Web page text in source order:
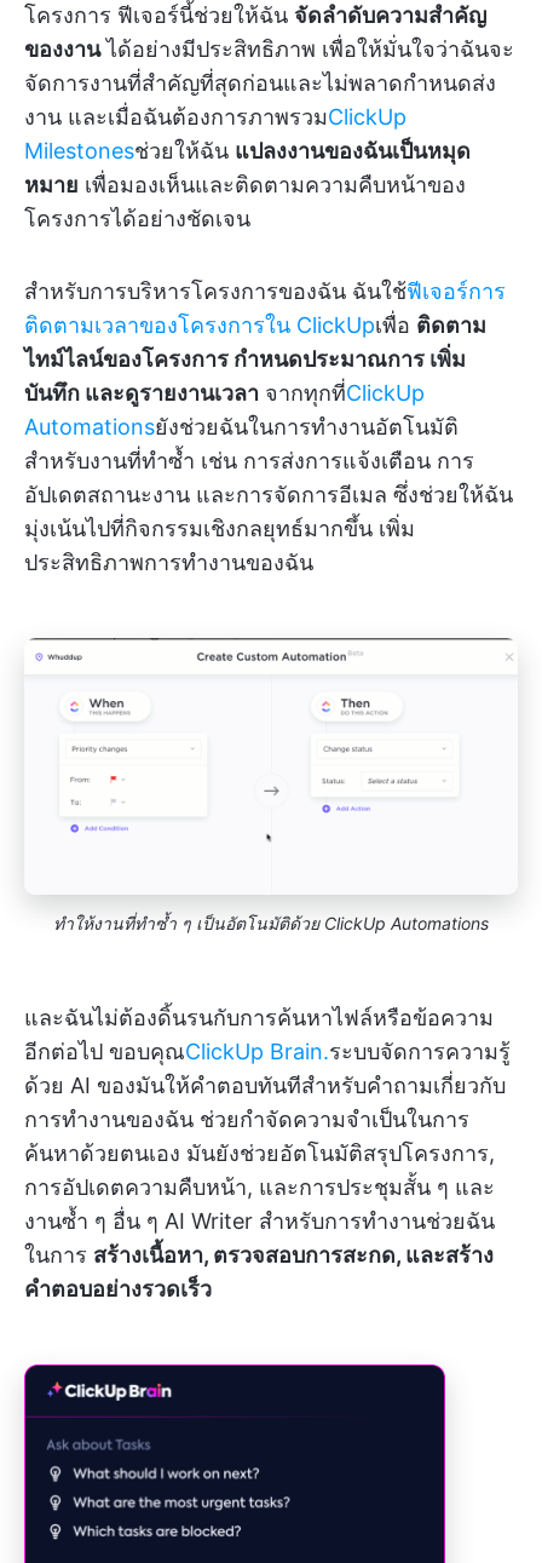
โครงการ ฟีเจอร์นี้ช่วยให้ฉัน จัดลำดับความสำคัญ
ของงานได้อย่างมีประสิทธิภาพ เพื่อให้มั่นใจว่าฉันจะ
จัดการงานที่สำคัญที่สุดก่อนและไม่พลาดกำหนดส่ง
งาน และเมื่อฉันต้องการภาพรวมClickUp
Milestonesช่วยให้ฉัน แปลงงานของฉันเป็นหมุด
หมาย เพื่อมองเห็นและติดตามความคืบหน้าของ
โครงการได้อย่างชัดเจน
สำหรับการบริหารโครงการของฉัน ฉันใช้ฟีเจอร์การ
ติดตามเวลาของโครงการใน ClickUpเพื่อ ติดตาม
ไทม์ไลน์ของโครงการ กำหนดประมาณการ เพิ่ม
บันทึก และดูรายงานเวลา จากทุกที่ClickUp
Automationsยังช่วยฉันในการทำงานอัตโนมัติ
สำหรับงานที่ทำซ้ำ เช่น การส่งการแจ้งเตือน การ
อัปเดตสถานะงาน และการจัดการอีเมล ซึ่งช่วยให้ฉัน
มุ่งเน้นไปที่กิจกรรมเชิงกลยุทธ์มากขึ้น เพิ่ม
ประสิทธิภาพการทำงานของฉัน
ทำให้งานที่ทำซ้ำ ๆ เป็นอัตโนมัติด้วย ClickUp Automations
และฉันไม่ต้องดิ้นรนกับการค้นหาไฟล์หรือข้อความ
อีกต่อไป ขอบคุณClickUp Brain.ระบบจัดการความรู้
ด้วย AI ของมันให้คำตอบทันทีสำหรับคำถามเกี่ยวกับ
การทำงานของฉัน ช่วยกำจัดความจำเป็นในการ
ค้นหาด้วยตนเอง มันยังช่วยอัตโนมัติสรุปโครงการ,
การอัปเดตความคืบหน้า, และการประชุมสั้น ๆ และ
งานซ้ำ ๆ อื่น ๆ AI Writer สำหรับการทำงานช่วยฉัน
ในการ สร้างเนื้อหา, ตรวจสอบการสะกด, และสร้าง
คำตอบอย่างรวดเร็ว